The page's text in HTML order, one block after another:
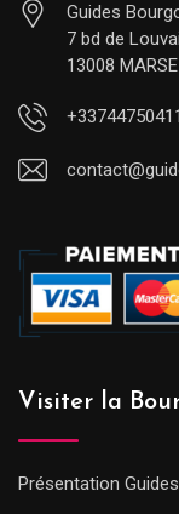
Guides
7 bd de
13008
+33744750411
Visiter la
Présentation